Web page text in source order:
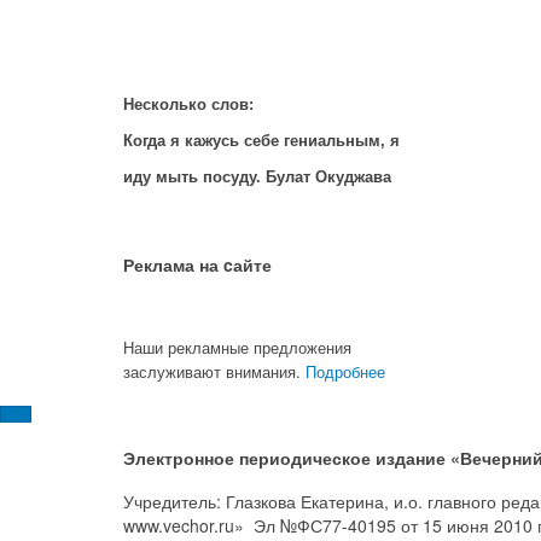
Несколько слов:
Когда я кажусь себе гениальным, я
иду мыть посуду. Булат Окуджава
Реклама на cайте
Наши рекламные предложения
заслуживают внимания. Подробнее
Электронное периодическое издание
Учредитель: Глазкова Екатерина, и.о. главного
www.vechor.ru» Эл №ФС77-40195 от 15 июня 2010